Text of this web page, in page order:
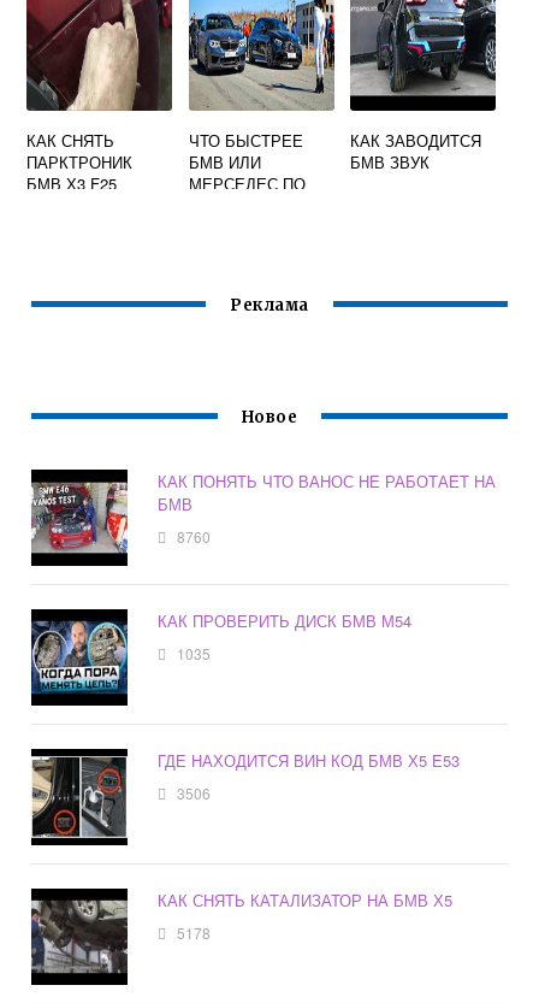
КАК СНЯТЬ
ПАРКТРОНИК
БМВ Х3 F25
ЧТО БЫСТРЕЕ
БМВ ИЛИ
МЕРСЕДЕС ПО
КАК ЗАВОДИТСЯ
БМВ ЗВУК
Реклама
Новое
КАК ПОНЯТЬ ЧТО ВАНОС НЕ РАБОТАЕТ НА
БМВ
8760
КАК ПРОВЕРИТЬ ДИСК БМВ М54
1035
ГДЕ НАХОДИТСЯ ВИН КОД БМВ Х5 Е53
3506
КАК СНЯТЬ КАТАЛИЗАТОР НА БМВ Х5
5178